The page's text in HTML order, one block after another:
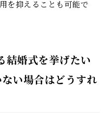
を抑えることも可能で
結婚式を挙げたい
ない場合はどうすれ